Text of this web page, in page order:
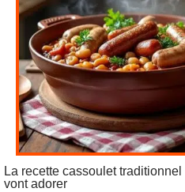
La recette cassoulet
vont adorer